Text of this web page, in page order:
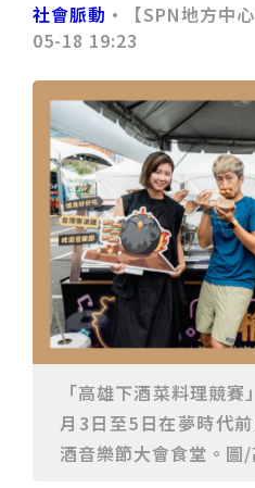
中部首間雅樂軒酒店
THE世界大學影響力排名
23名、全台醫學大學第3名
桃園市籌備115年全民運動
台中》中山醫大響應「
高齡照護學分專班
三星伴月聯手金星近鬼宿
文秀
台中》端午節前勞累驚覺
血」醫籲三徵兆速就醫
台中》跨越萬里深耕20年
套急診檢傷系統
世足》姆巴佩梅開二度破
加爾奪世界盃開門紅
搶攻端午連假人潮 臺北天
客
台中》萬豐國小奪少棒全
500萬經費缺口
蕭美琴視察帛琉Malakal島
醫療合作
婦人眼角冒水皰確診帶狀
解失明與腦炎危機
參山處「梨山原民歌舞與
觀光推深度部落旅遊
台中》中央挹注逾8成！蔡
權路道路與人行步道
智慧科技解救護士的腿！
器人」月省醫護120公里步
台北》污水廠變身都市綠洲
盛大開放 智慧預約環教體驗
嘉義》搶攻端午親子商機
演」 邀學童化身小海盜、
阿里山精品咖啡香 成為端
臺中甩「六都第一胖」稱
動 祭150萬獎金邀市民健
跨界解密「健康一體」 科
社會脈動 •【SPN地方中
05-18 19:23
「高雄下酒菜料理競
月3日至5日在夢時代
酒音樂節大會食堂。圖